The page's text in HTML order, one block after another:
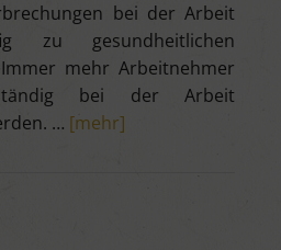
bei der Arbeit
zu gesundheitlichen
mehr Arbeitnehmer
bei der Arbeit
… [mehr]